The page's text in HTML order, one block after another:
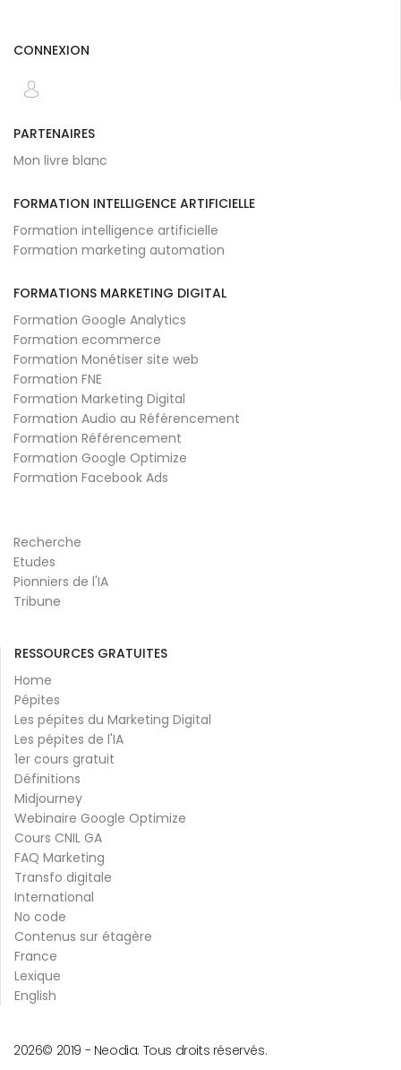
CONNEXION
PARTENAIRES
Mon livre blanc
FORMATION INTELLIGENCE ARTIFICIELLE
Formation intelligence artificielle
Formation marketing automation
FORMATIONS MARKETING DIGITAL
Formation Google Analytics
Formation ecommerce
Formation Monétiser site web
Formation FNE
Formation Marketing Digital
Formation Audio au Référencement
Formation Référencement
Formation Google Optimize
Formation Facebook Ads
Recherche
Etudes
Pionniers de l'IA
Tribune
RESSOURCES GRATUITES
Home
Pépites
Les pépites du Marketing Digital
Les pépites de l'IA
1er cours gratuit
Définitions
Midjourney
Webinaire Google Optimize
Cours CNIL GA
FAQ Marketing
Transfo digitale
International
No code
Contenus sur étagère
France
Lexique
English
© 2019 -
2026
Neodia. Tous droits réservés.